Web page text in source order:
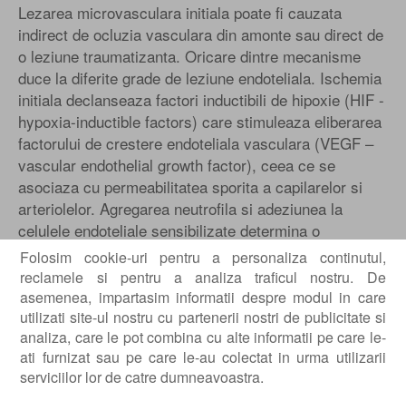
Folosim cookie-uri pentru a personaliza continutul,
reclamele si pentru a analiza traficul nostru. De
asemenea, impartasim informatii despre modul in care
utilizati site-ul nostru cu partenerii nostri de publicitate si
analiza, care le pot combina cu alte informatii pe care le-
ati furnizat sau pe care le-au colectat in urma utilizarii
serviciilor lor de catre dumneavoastra.
Lezarea microvasculara initiala poate fi cauzata
indirect de ocluzia vasculara din amonte sau direct de
o leziune traumatizanta. Oricare dintre mecanisme
duce la diferite grade de leziune endoteliala. Ischemia
initiala declanseaza factori inductibili de hipoxie (HIF -
hypoxia-inductible factors) care stimuleaza eliberarea
factorului de crestere endoteliala vasculara (VEGF –
vascular endothelial growth factor), ceea ce se
asociaza cu permeabilitatea sporita a capilarelor si
arteriolelor. Agregarea neutrofila si adeziunea la
celulele endoteliale sensibilizate determina o
permeabilitate celulara suplimentara, impreuna cu
relaxarea celulelor la jonctiunile celulare (diapedeza).
Permeabilitatea crescuta duce la o mai mare difuzie a
lichidului prin tesuturi (edem) si extravazare
extracelulara a leucocitelor.
Aceasta activare a leucocitelor face parte din